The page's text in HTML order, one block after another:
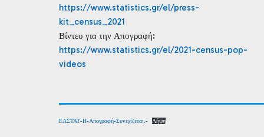
https://www.statistics.gr/el/press-
kit_census_2021
Βίντεο για την Απογραφή:
https://www.statistics.gr/el/2021-census-pop-
videos
ΕΛΣΤΑΤ-Η-Απογραφή-Συνεχίζεται.- Λήψη